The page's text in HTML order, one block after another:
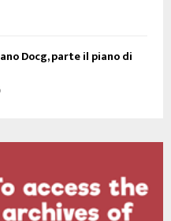
Docg, parte il piano di